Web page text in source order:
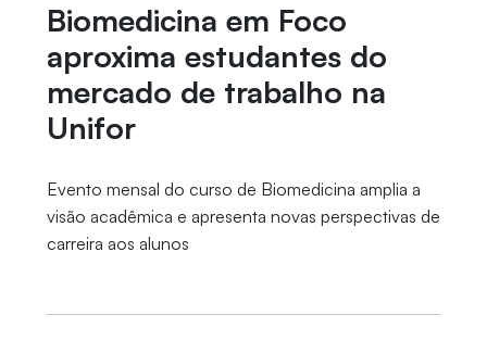
Biomedicina em Foco
aproxima estudantes do
mercado de trabalho na
Unifor
Evento mensal do curso de Biomedicina amplia a
visão acadêmica e apresenta novas perspectivas de
carreira aos alunos